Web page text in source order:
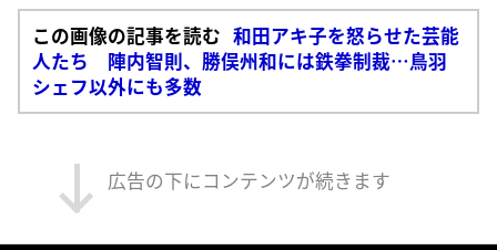
この画像の記事を読む 和田アキ子を怒らせた芸能
人たち 陣内智則、勝俣州和には鉄拳制裁…鳥羽
シェフ以外にも多数
広告の下にコンテンツが続きます